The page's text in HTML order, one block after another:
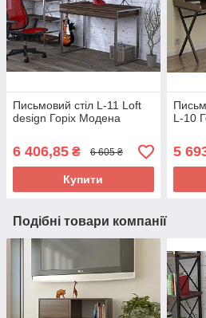
Письмовий стіл L-11 Loft
design Горіх Модена
6 406,85 ₴ 6 605 ₴
Купити
L-10
5
Подібні товари компанії